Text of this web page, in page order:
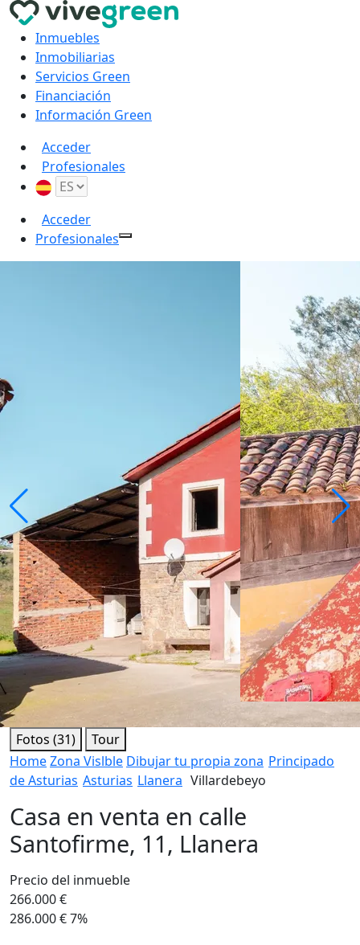
Inmuebles
Inmobiliarias
Servicios Green
Financiación
Información Green
Acceder
Profesionales
Acceder
Profesionales
Fotos (31)
Tour
HomeZona Vislble Dibujar tu propia zona Principado
de Asturias Asturias Llanera Villardebeyo
Casa en venta en calle
Santofirme, 11, Llanera
Precio del inmueble
266.000 €
286.000 €7%